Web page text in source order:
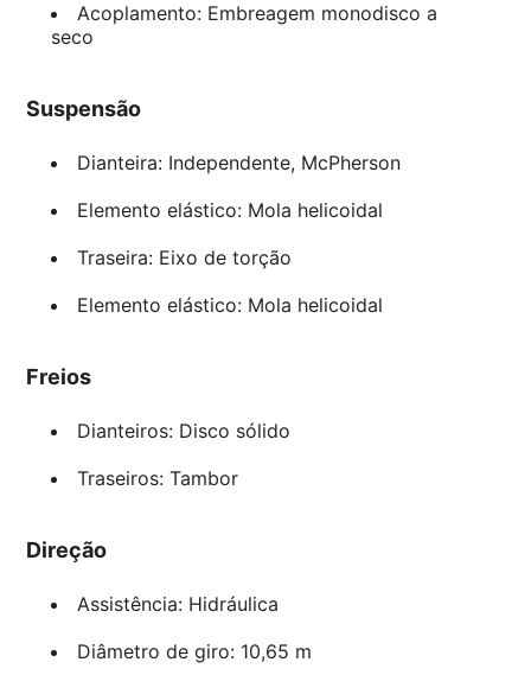
Acoplamento: Embreagem monodisco a
seco
Suspensão
Dianteira: Independente, McPherson
Elemento elástico: Mola helicoidal
Traseira: Eixo de torção
Elemento elástico: Mola helicoidal
Freios
Dianteiros: Disco sólido
Traseiros: Tambor
Direção
Assistência: Hidráulica
Diâmetro de giro: 10,65 m